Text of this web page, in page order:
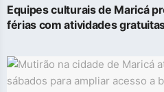
Equipes culturais de Maricá
férias com atividades